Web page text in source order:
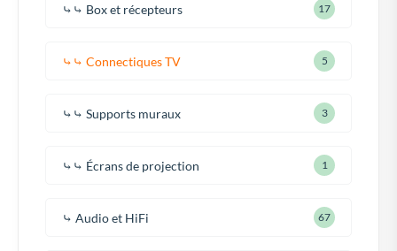
⤷⤷ Box et récepteurs 17
⤷⤷ Connectiques TV 5
⤷⤷ Supports muraux 3
⤷⤷ Écrans de projection 1
⤷ Audio et HiFi 67